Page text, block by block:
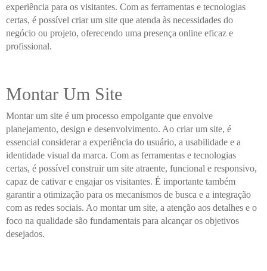
experiência para os visitantes. Com as ferramentas e tecnologias
certas, é possível criar um site que atenda às necessidades do
negócio ou projeto, oferecendo uma presença online eficaz e
profissional.
Montar Um Site
Montar um site é um processo empolgante que envolve
planejamento, design e desenvolvimento. Ao criar um site, é
essencial considerar a experiência do usuário, a usabilidade e a
identidade visual da marca. Com as ferramentas e tecnologias
certas, é possível construir um site atraente, funcional e responsivo,
capaz de cativar e engajar os visitantes. É importante também
garantir a otimização para os mecanismos de busca e a integração
com as redes sociais. Ao montar um site, a atenção aos detalhes e o
foco na qualidade são fundamentais para alcançar os objetivos
desejados.